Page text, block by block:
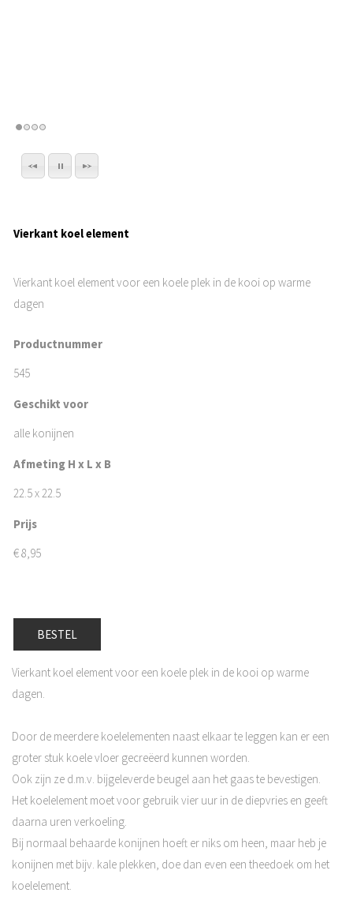
Vierkant koel element
Vierkant koel element voor een koele plek in de kooi op warme
dagen
Productnummer
545
Geschikt voor
alle konijnen
Afmeting H x L x B
22.5 x 22.5
Prijs
€8,95
BESTEL
Vierkant koel element voor een koele plek in de kooi op warme
dagen.
Door de meerdere koelelementen naast elkaar te leggen kan er een
groter stuk koele vloer gecreëerd kunnen worden.
Ook zijn ze d.m.v. bijgeleverde beugel aan het gaas te bevestigen.
Het koelelement moet voor gebruik vier uur in de diepvries en geeft
daarna uren verkoeling.
Bij normaal behaarde konijnen hoeft er niks om heen, maar heb je
konijnen met bijv. kale plekken, doe dan even een theedoek om het
koelelement.